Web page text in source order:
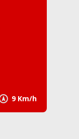
9 Km/h